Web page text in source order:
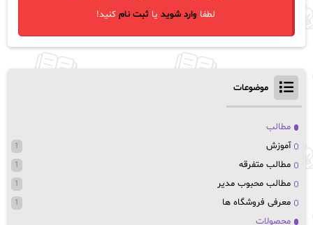
لطفاوارد شوید یاثبت نام کنید!
موضوعات
مطالب
آموزش
1
مطالب متفرقه 1
مطالب محبوب مدیر 1
معرفی فروشگاه ها 1
محصولات